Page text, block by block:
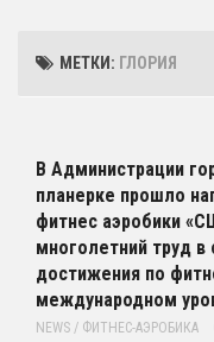
4 Образовательные
Спортивная
МЕТКИ: ГЛОРИЯ
В Администрации
планерке прошло
фитнес аэробики
многолетний труд
достижения по
международном
NEWS / ФИТНЕС-АЭРОБИКА